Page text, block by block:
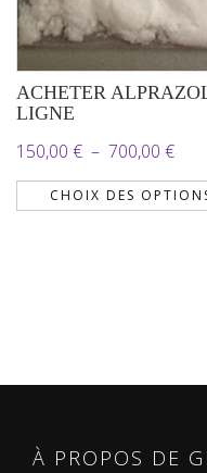
ACHETER
LIGNE
150,00 € – 700,00 €Plage
de
prix
CHOIX DES
À PROPOS DE